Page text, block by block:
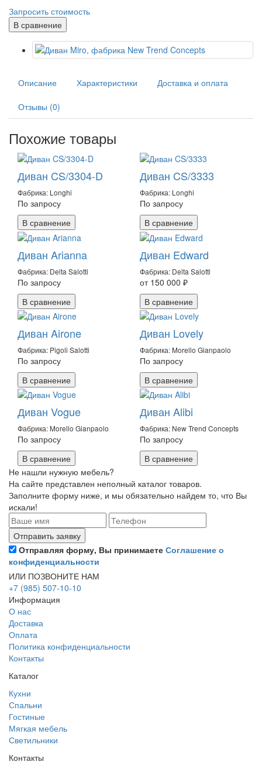
Запросить стоимость
В сравнение
Описание Характеристики Доставка и оплата
Отзывы (0)
Похожие товары
Диван CS/3304-D
Фабрика: Longhi
По запросу
В сравнение
Диван CS/3333
Фабрика: Longhi
По запросу
В сравнение
Диван Arianna
Фабрика: Delta Salotti
По запросу
В сравнение
Диван Edward
Фабрика: Delta Salotti
от 150 000 ₽
В сравнение
Диван Airone
Фабрика: Pigoli Salotti
По запросу
В сравнение
Диван Lovely
Фабрика: Morello Gianpaolo
По запросу
В сравнение
Диван Vogue
Фабрика: Morello Gianpaolo
По запросу
В сравнение
Диван Alibi
Фабрика: New Trend Concepts
По запросу
В сравнение
Не нашли нужную мебель?
На сайте представлен неполный каталог товаров.
Заполните форму ниже, и мы обязательно найдем то, что Вы
искали!
Отправляя форму, Вы принимаете Соглашение о
конфиденциальности
ИЛИ ПОЗВОНИТЕ НАМ
+7 (985) 507-10-10
Информация
О нас
Доставка
Оплата
Политика конфиденциальности
Контакты
Каталог
Кухни
Спальни
Гостиные
Мягкая мебель
Светильники
Контакты